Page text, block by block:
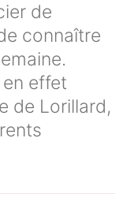
de
connaître
effet
de Lorillard,